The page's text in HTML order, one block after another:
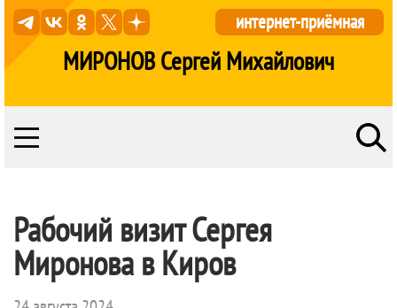
МИРОНОВ Сергей Михайлович
интернет-приёмная
Рабочий визит Сергея
Миронова в Киров